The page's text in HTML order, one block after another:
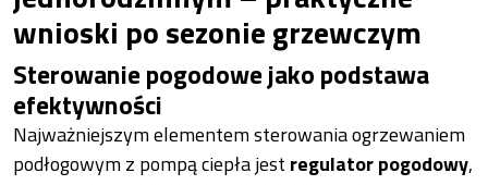
wnioski po sezonie grzewczym
Sterowanie pogodowe jako podstawa
efektywności
Najważniejszym elementem sterowania ogrzewaniem
podłogowym z pompą ciepła jest regulator pogodowy,